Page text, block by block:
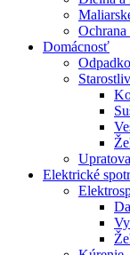
Domácnosť
Elektrické